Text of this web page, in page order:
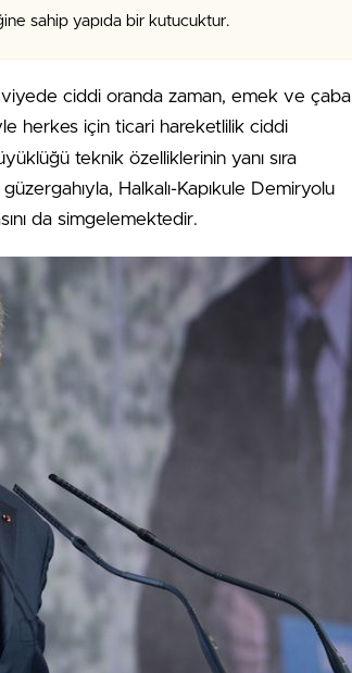
sahip yapıda bir kutucuktur.
ciddi oranda zaman, emek ve çaba
herkes için ticari hareketlilik ciddi
teknik özelliklerinin yanı sıra
Halkalı-Kapıkule Demiryolu
da simgelemektedir.